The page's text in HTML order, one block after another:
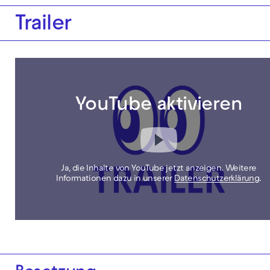
Trailer
YouTube aktivieren
Ja, die Inhalte von YouTube jetzt anzeigen. Weitere
Informationen dazu in unserer Datenschutzerklärung.